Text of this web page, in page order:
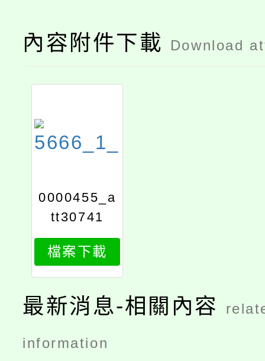
內容附件下載 Download
0000455_a
tt30741
檔案下載
最新消息-相關內容
information